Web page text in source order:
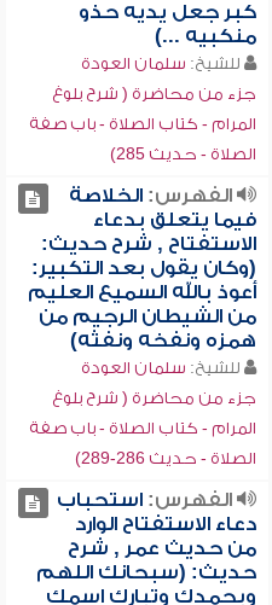
كبر جعل يديه حذو
منكبيه ...)
للشيخ: سلمان العودة
جزء من محاضرة ( شرح بلوغ
المرام - كتاب الصلاة - باب صفة
الصلاة - حديث 285)
الفهرس:الخلاصة
فيما يتعلق بدعاء
الاستفتاح , شرح حديث:
(وكان يقول بعد التكبير:
أعوذ بالله السميع العليم
من الشيطان الرجيم من
همزه ونفخه ونفثه)
للشيخ: سلمان العودة
جزء من محاضرة ( شرح بلوغ
المرام - كتاب الصلاة - باب صفة
الصلاة - حديث 286-289)
الفهرس:استحباب
دعاء الاستفتاح الوارد
من حديث عمر , شرح
حديث: (سبحانك اللهم
وبحمدك وتبارك اسمك